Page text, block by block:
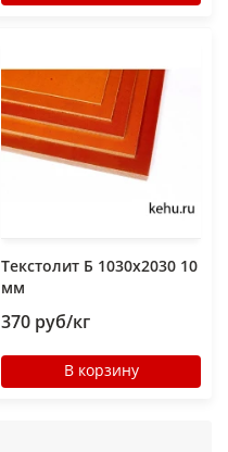
Текстолит Б 1030х2030 10
мм
370 руб/кг
В корзину